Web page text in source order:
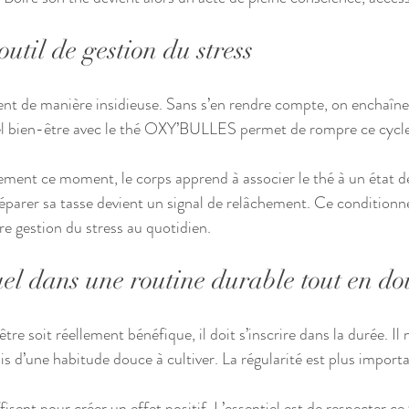
de gestion du stress
de manière insidieuse. Sans s’en rendre compte, on
bien-être avec le thé OXY’BULLES permet de rompre ce
ce moment, le corps apprend à associer le thé à un état
sa tasse devient un signal de relâchement. Ce
gestion du stress au quotidien.
dans une routine durable tout en
soit réellement bénéfique, il doit s’inscrire dans la durée. Il
d’une habitude douce à cultiver. La régularité est plus